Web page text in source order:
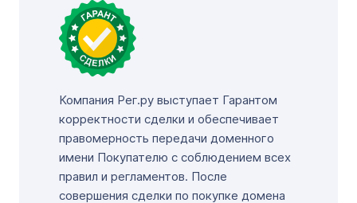
Компания Рег.ру выступает Гарантом
корректности сделки и обеспечивает
правомерность передачи доменного
имени Покупателю с соблюдением всех
правил и регламентов. После
совершения сделки по покупке домена